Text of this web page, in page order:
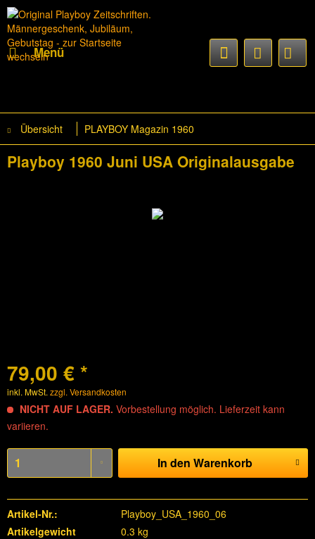
Menü
Übersicht PLAYBOY Magazin 1960
Playboy 1960 Juni USA Originalausgabe
79,00 € *
inkl. MwSt. zzgl. Versandkosten
NICHT AUF LAGER. Vorbestellung möglich. Lieferzeit kann
variieren.
In den Warenkorb
Artikel-Nr.:
Playboy_USA_1960_06
Artikelgewicht
0.3 kg